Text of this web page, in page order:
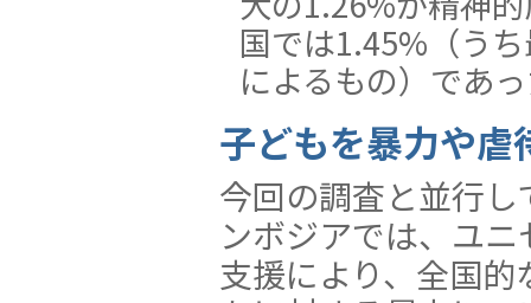
国では1.45%（う
によるもの）であ
子どもを暴力や虐
今回の調査と並行し
ンボジアでは、ユニ
支援により、全国的